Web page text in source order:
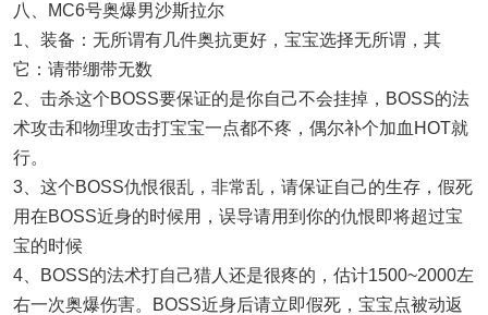
八、MC6号奥爆男沙斯拉尔
1、装备：无所谓有几件奥抗更好，宝宝选择无所谓，其
它：请带绷带无数
2、击杀这个BOSS要保证的是你自己不会挂掉，BOSS的法
术攻击和物理攻击打宝宝一点都不疼，偶尔补个加血HOT就
行。
3、这个BOSS仇恨很乱，非常乱，请保证自己的生存，假死
用在BOSS近身的时候用，误导请用到你的仇恨即将超过宝
宝的时候
4、BOSS的法术打自己猎人还是很疼的，估计1500~2000左
右一次奥爆伤害。BOSS近身后请立即假死，宝宝点被动返